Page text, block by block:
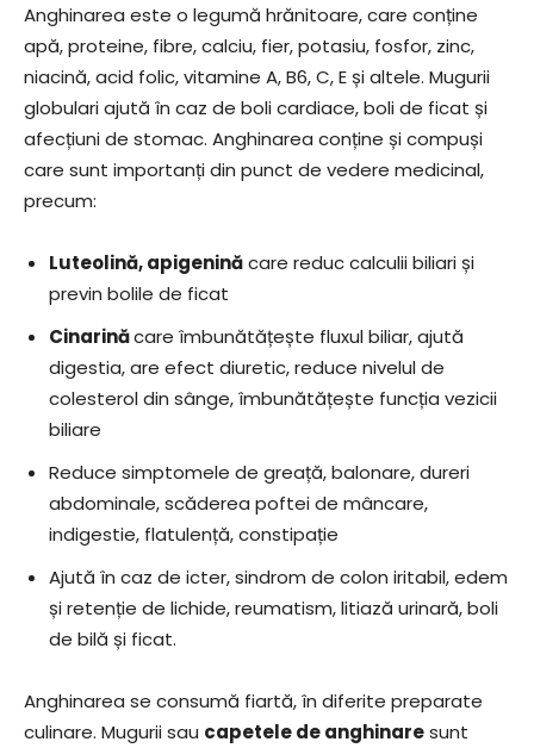
Anghinarea este o legumă hrănitoare, care conține
apă, proteine, fibre, calciu, fier, potasiu, fosfor, zinc,
niacină, acid folic, vitamine A, B6, C, E și altele. Mugurii
globulari ajută în caz de boli cardiace, boli de ficat și
afecțiuni de stomac. Anghinarea conține și compuși
care sunt importanți din punct de vedere medicinal,
precum:
Luteolină, apigeninăcare reduc calculii biliari și
previn bolile de ficat
Cinarinăcare îmbunătățește fluxul biliar, ajută
digestia, are efect diuretic, reduce nivelul de
colesterol din sânge, îmbunătățește funcția vezicii
biliare
Reduce simptomele de greață, balonare, dureri
abdominale, scăderea poftei de mâncare,
indigestie, flatulență, constipație
Ajută în caz de icter, sindrom de colon iritabil, edem
și retenție de lichide, reumatism, litiază urinară, boli
de bilă și ficat.
Anghinarea se consumă fiartă, în diferite preparate
culinare. Mugurii sau capetele de anghinaresunt